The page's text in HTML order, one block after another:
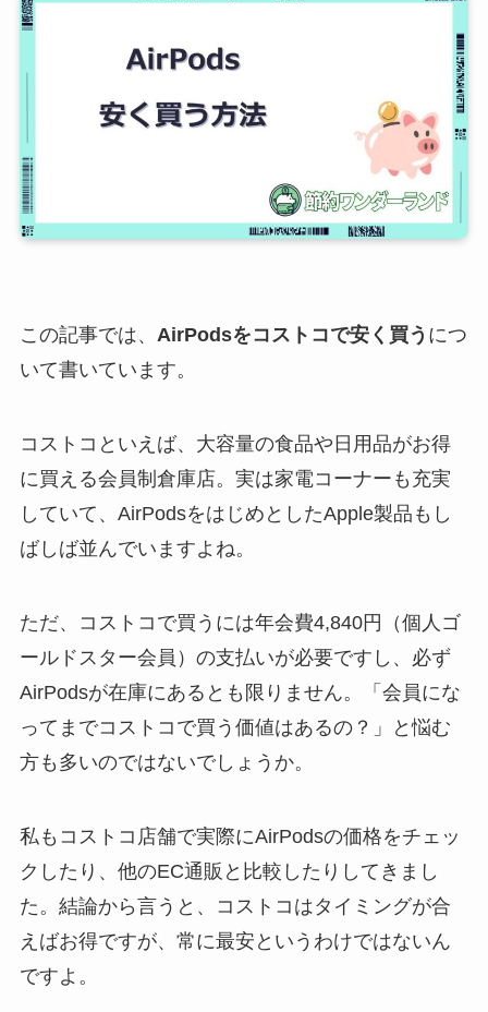
この記事では、 AirPodsをコストコで安く買う につ
いて書いています。
コストコといえば、大容量の食品や日用品がお得
に買える会員制倉庫店。実は家電コーナーも充実
していて、AirPodsをはじめとしたApple製品もし
ばしば並んでいますよね。
ただ、コストコで買うには年会費4,840円（個人ゴ
ールドスター会員）の支払いが必要ですし、必ず
AirPodsが在庫にあるとも限りません。「会員にな
ってまでコストコで買う価値はあるの？」と悩む
方も多いのではないでしょうか。
私もコストコ店舗で実際にAirPodsの価格をチェッ
クしたり、他のEC通販と比較したりしてきまし
た。結論から言うと、コストコはタイミングが合
えばお得ですが、常に最安というわけではないん
ですよ。